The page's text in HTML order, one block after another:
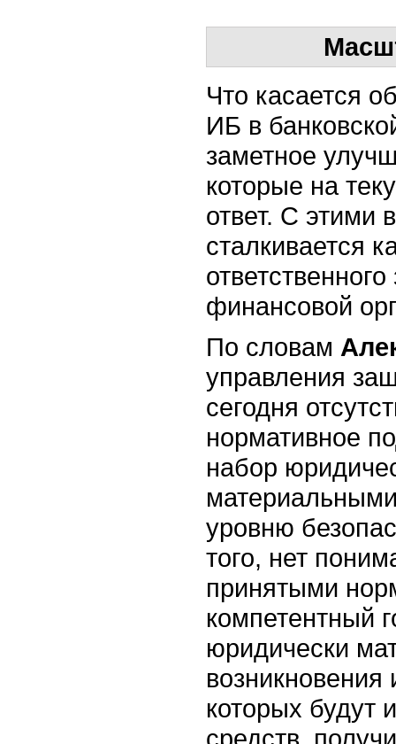
Что касается
ИБ в
заметное
которые на
ответ. С этими
сталкивается
финансовой
По словам
управления
сегодня
нормативное
набор
уровню
того, нет
принятыми
компетентный
юридически
которых будут